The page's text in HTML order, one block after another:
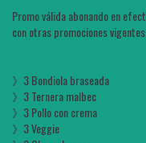
Promo válida abonando en
con otras promociones vigentes.
》3 Bondiola braseada
》3 Ternera malbec
》3 Pollo con crema
》3 Veggie